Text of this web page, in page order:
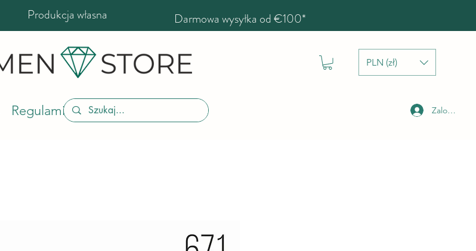
Produkcja własna Darmowa wysyłka od €100*
PLN (zł)
Regulamin sklepu Zaloguj się